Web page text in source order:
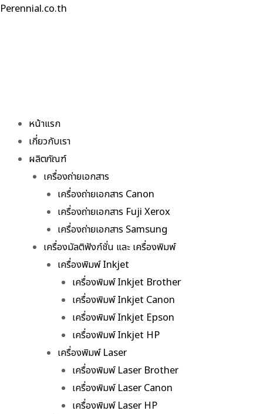
Skip
Perennial.co.th
หน้าแรก
เกี่ยวกับเรา
ผลิตภัณฑ์
เครื่องถ่ายเอกสาร
เครื่องถ่ายเอกสาร Canon
เครื่องถ่ายเอกสาร Fuji Xerox
เครื่องถ่ายเอกสาร Samsung
เครื่องมัลติฟังก์ชั่น และ เครื่องพิมพ์
เครื่องพิมพ์ Inkjet
เครื่องพิมพ์ Inkjet Brother
เครื่องพิมพ์ Inkjet Canon
เครื่องพิมพ์ Inkjet Epson
เครื่องพิมพ์ Inkjet HP
เครื่องพิมพ์ Laser
เครื่องพิมพ์ Laser Brother
เครื่องพิมพ์ Laser Canon
เครื่องพิมพ์ Laser HP